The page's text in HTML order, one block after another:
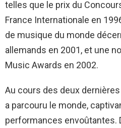
telles que le prix du
France Internationale en
de musique du monde
allemands en 2001, et une
Music Awards en 2002.
Au cours des deux
a parcouru le monde,
performances envoûtantes.